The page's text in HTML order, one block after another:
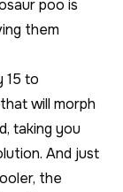
poo is
them
15 to
will morph
taking you
And just
the